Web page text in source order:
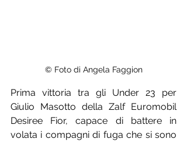
© Foto di Angela Faggion
Prima vittoria tra gli Under 23 per
Giulio Masotto della Zalf Euromobil
Desiree Fior, capace di battere in
volata i compagni di fuga che si sono